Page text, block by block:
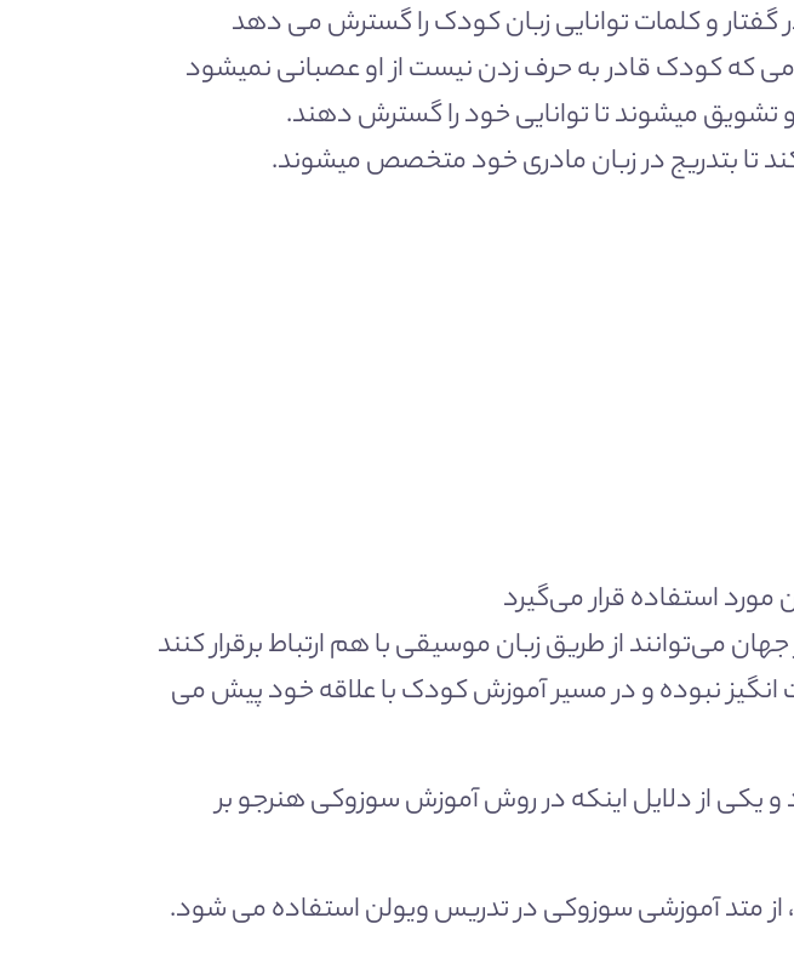
گفتار و کلمات توانایی زبان کودک را گسترش می دهد
که کودک قادر به حرف زدن نیست از او عصبانی نمیشود
تشویق میشوند تا توانایی خود را گسترش دهند.
تا بتدریج در زبان مادری خود متخصص میشوند.
استفاده قرار می‌گیرد
می‌توانند از طریق زبان موسیقی با هم ارتباط برقرار کنند
نبوده و در مسیر آموزش کودک با علاقه خود پیش می
از دلایل اینکه در روش آموزش سوزوکی هنرجو بر
، از متد آموزشی سوزوکی در تدریس ویولن استفاده می شود.